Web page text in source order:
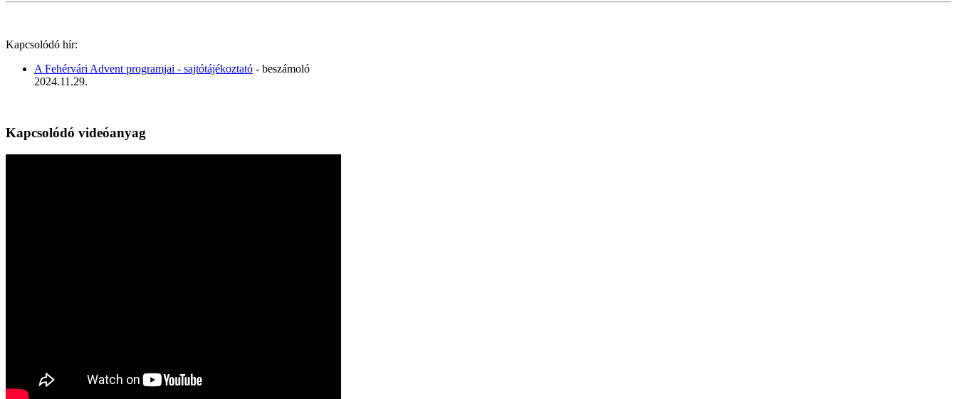
Kapcsolódó hír:
A Fehérvári Advent programjai - sajtótájékoztató - beszámoló
2024.11.29.
Kapcsolódó videóanyag